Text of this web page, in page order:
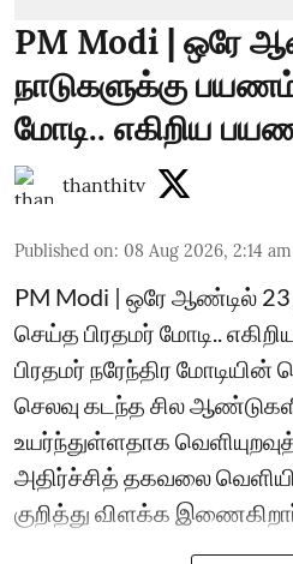
PM Modi | ஒரே
நாடுகளுக்கு
மோடி.. எகிறிய
thanthitv
Published on: 08 Aug 2026, 2:14 am
PM Modi | ஒரே ஆண்டில்
செய்த பிரதமர் மோடி..
பிரதமர் நரேந்திர
செலவு கடந்த சில
உயர்ந்துள்ளதாக
அதிர்ச்சித் தகவலை
குறித்து விளக்க